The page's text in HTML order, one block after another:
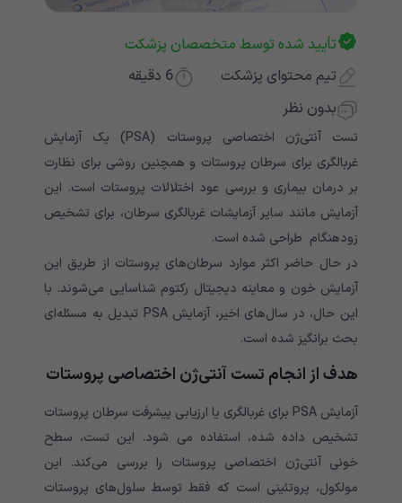
تأیید شده توسط متخصصان پزشکت
تیم محتوای پزشکت
6 دقیقه
بدون نظر
تست آنتی‌ژن اختصاصی پروستات (PSA) یک آزمایش
غربالگری برای سرطان پروستات و همچنین روشی برای نظارت
بر درمان بیماری و بررسی عود اختلالات پروستات است. این
آزمایش مانند سایر آزمایشات غربالگری سرطان، برای تشخیص
زودهنگام طراحی شده است.
در حال حاضر اکثر موارد سرطان‌های پروستات از طریق این
آزمایش خون و معاینه دیجیتال رکتوم شناسایی می‌شوند. با
این حال، در سال‌های اخیر، آزمایش PSA تبدیل به مسئله‌ای
بحث برانگیز شده است.
هدف از انجام تست آنتی‌ژن اختصاصی پروستات
آزمایش PSA برای غربالگری یا ارزیابی پیشرفت سرطان پروستات
تشخیص داده شده، استفاده می شود. این تست، سطح
خونی آنتی‌ژن اختصاصی پروستات را بررسی می‌کند. این
مولکول، پروتئینی است که فقط توسط سلول‌های پروستات